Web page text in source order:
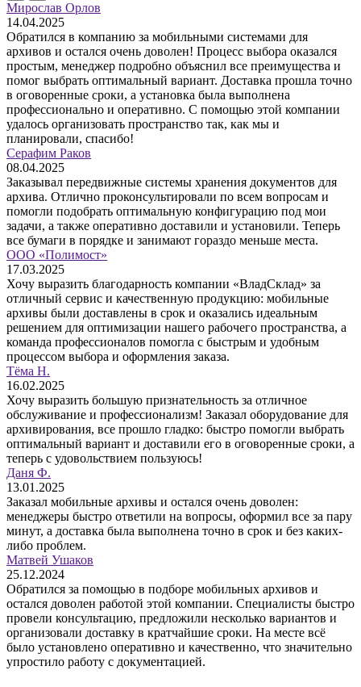
Мирослав Орлов
14.04.2025
Обратился в компанию за мобильными системами для
архивов и остался очень доволен! Процесс выбора оказался
простым, менеджер подробно объяснил все преимущества и
помог выбрать оптимальный вариант. Доставка прошла точно
в оговоренные сроки, а установка была выполнена
профессионально и оперативно. С помощью этой компании
удалось организовать пространство так, как мы и
планировали, спасибо!
Серафим Раков
08.04.2025
Заказывал передвижные системы хранения документов для
архива. Отлично проконсультировали по всем вопросам и
помогли подобрать оптимальную конфигурацию под мои
задачи, а также оперативно доставили и установили. Теперь
все бумаги в порядке и занимают гораздо меньше места.
ООО «Полимост»
17.03.2025
Хочу выразить благодарность компании «ВладСклад» за
отличный сервис и качественную продукцию: мобильные
архивы были доставлены в срок и оказались идеальным
решением для оптимизации нашего рабочего пространства, а
команда профессионалов помогла с быстрым и удобным
процессом выбора и оформления заказа.
Тёма Н.
16.02.2025
Хочу выразить большую признательность за отличное
обслуживание и профессионализм! Заказал оборудование для
архивирования, все прошло гладко: быстро помогли выбрать
оптимальный вариант и доставили его в оговоренные сроки, а
теперь с удовольствием пользуюсь!
Даня Ф.
13.01.2025
Заказал мобильные архивы и остался очень доволен:
менеджеры быстро ответили на вопросы, оформил все за пару
минут, а доставка была выполнена точно в срок и без каких-
либо проблем.
Матвей Ушаков
25.12.2024
Обратился за помощью в подборе мобильных архивов и
остался доволен работой этой компании. Специалисты быстро
провели консультацию, предложили несколько вариантов и
организовали доставку в кратчайшие сроки. На месте всё
было установлено оперативно и качественно, что значительно
упростило работу с документацией.